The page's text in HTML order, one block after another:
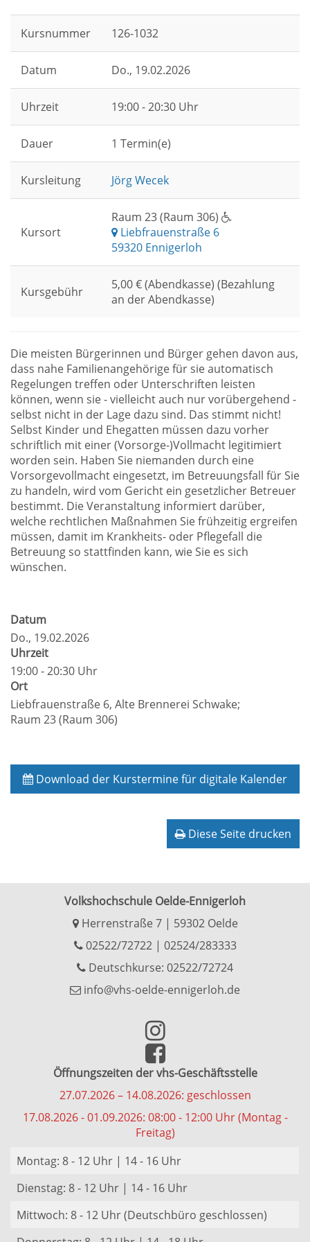
Kursnummer 126-1032
Datum Do., 19.02.2026
Uhrzeit 19:00 - 20:30 Uhr
Dauer 1 Termin(e)
Kursleitung Jörg Wecek
Kursort
Raum 23 (Raum 306)
Liebfrauenstraße 6
59320 Ennigerloh
Kursgebühr
5,00 € (Abendkasse) (Bezahlung
an der Abendkasse)
Die meisten Bürgerinnen und Bürger gehen davon aus,
dass nahe Familienangehörige für sie automatisch
Regelungen treffen oder Unterschriften leisten
können, wenn sie - vielleicht auch nur vorübergehend -
selbst nicht in der Lage dazu sind. Das stimmt nicht!
Selbst Kinder und Ehegatten müssen dazu vorher
schriftlich mit einer (Vorsorge-)Vollmacht legitimiert
worden sein. Haben Sie niemanden durch eine
Vorsorgevollmacht eingesetzt, im Betreuungsfall für Sie
zu handeln, wird vom Gericht ein gesetzlicher Betreuer
bestimmt. Die Veranstaltung informiert darüber,
welche rechtlichen Maßnahmen Sie frühzeitig ergreifen
müssen, damit im Krankheits- oder Pflegefall die
Betreuung so stattfinden kann, wie Sie es sich
wünschen.
Datum
Do., 19.02.2026
Uhrzeit
19:00 - 20:30 Uhr
Ort
Liebfrauenstraße 6, Alte Brennerei Schwake;
Raum 23 (Raum 306)
Download der Kurstermine für digitale Kalender
Diese Seite drucken
Volkshochschule Oelde-Ennigerloh
Herrenstraße 7 | 59302 Oelde
02522/72722| 02524/283333
Deutschkurse: 02522/72724
info@vhs-oelde-ennigerloh.de
Öffnungszeiten der vhs-Geschäftsstelle
27.07.2026 – 14.08.2026: geschlossen
17.08.2026 - 01.09.2026: 08:00 - 12:00 Uhr (Montag -
Freitag)
Montag: 8 - 12 Uhr | 14 - 16 Uhr
Dienstag: 8 - 12 Uhr | 14 - 16 Uhr
Mittwoch: 8 - 12 Uhr (Deutschbüro geschlossen)